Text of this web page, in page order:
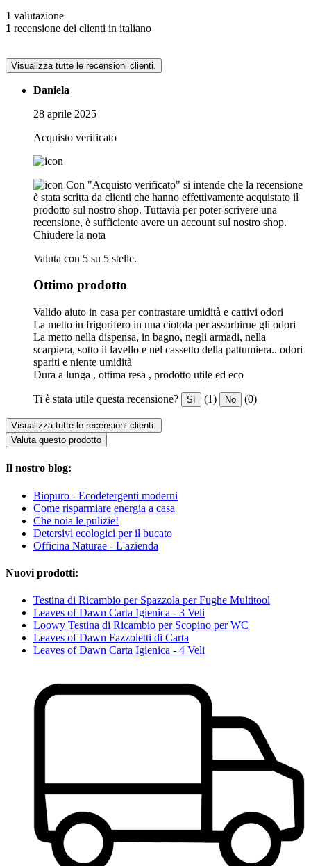
1 valutazione
1 recensione dei clienti in italiano
Visualizza tutte le recensioni clienti.
Daniela
28 aprile 2025
Acquisto verificato
Con "Acquisto verificato" si intende che la recensione
è stata scritta da clienti che hanno effettivamente acquistato il
prodotto sul nostro shop. Tuttavia per poter scrivere una
recensione, è sufficiente avere un account sul nostro shop.
Chiudere la nota
Valuta con 5 su 5 stelle.
Ottimo prodotto
Valido aiuto in casa per contrastare umidità e cattivi odori
La metto in frigorifero in una ciotola per assorbirne gli odori
La metto nella dispensa, in bagno, negli armadi, nella
scarpiera, sotto il lavello e nel cassetto della pattumiera.. odori
spariti e niente umidità
Dura a lunga , ottima resa , prodotto utile ed eco
Ti è stata utile questa recensione? Sì (1) No (0)
Visualizza tutte le recensioni clienti.
Valuta questo prodotto
Il nostro blog:
Biopuro - Ecodetergenti moderni
Come risparmiare energia a casa
Che noia le pulizie!
Detersivi ecologici per il bucato
Officina Naturae - L'azienda
Nuovi prodotti:
Testina di Ricambio per Spazzola per Fughe Multitool
Leaves of Dawn Carta Igienica - 3 Veli
Loowy Testina di Ricambio per Scopino per WC
Leaves of Dawn Fazzoletti di Carta
Leaves of Dawn Carta Igienica - 4 Veli